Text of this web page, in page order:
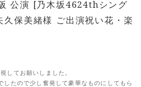
公演 [乃木坂4624thシング
久保美緒様 ご出演祝い花・楽
してお願いしました。
したので少し奮発して豪華なものにしてもら